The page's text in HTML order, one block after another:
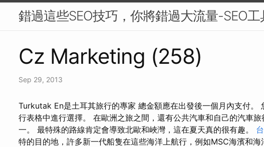
錯過這些SEO技巧，你將錯過大流量-SEO工
Cz Marketing (258)
Sep 29, 2013
Turkutak En是土耳其旅行的專家 總金額應在出發後一個月內支付。
行表格中進行選擇。 在歐洲之旅之間，還有公共汽車和自己的汽車
一。 最特殊的路線肯定會導致北歐和峽灣，這在夏天真的很有趣。
特的目的地，許多新一代船隻在這些海洋上航行，例如MSC海濱和海